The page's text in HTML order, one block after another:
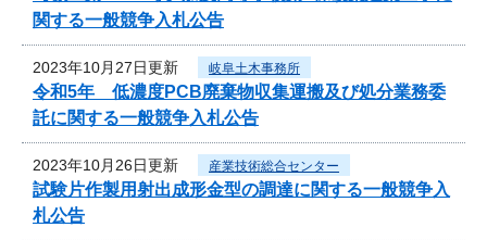
関する一般競争入札公告
2023年10月27日更新 岐阜土木事務所
令和5年 低濃度PCB廃棄物収集運搬及び処分業務委
託に関する一般競争入札公告
2023年10月26日更新 産業技術総合センター
試験片作製用射出成形金型の調達に関する一般競争入
札公告